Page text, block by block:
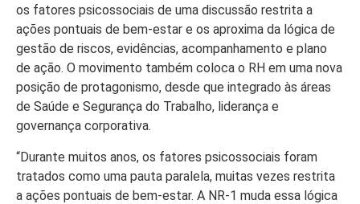
os fatores psicossociais de uma discussão restrita a
ações pontuais de bem-estar e os aproxima da lógica de
gestão de riscos, evidências, acompanhamento e plano
de ação. O movimento também coloca o RH em uma nova
posição de protagonismo, desde que integrado às áreas
de Saúde e Segurança do Trabalho, liderança e
governança corporativa.
“Durante muitos anos, os fatores psicossociais foram
tratados como uma pauta paralela, muitas vezes restrita
a ações pontuais de bem-estar. A NR-1 muda essa lógica